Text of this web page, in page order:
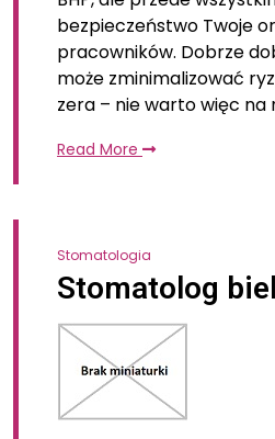
bezpieczeństwo Twoje
pracowników. Dobrze
może zminimalizować
zera – nie warto więc na
Read More
Stomatologia
Stomatolog